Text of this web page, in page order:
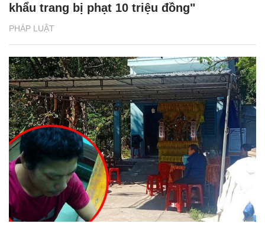
PHÁP LUẬT
khẩu trang bị phạt 10 triệu đồng"